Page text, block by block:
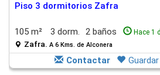
Piso 3 dormitorios Zafra
105 m² 3 dorm. 2 baños Hace 1
Zafra. A 6 Kms. de Alconera
Contactar Guardar